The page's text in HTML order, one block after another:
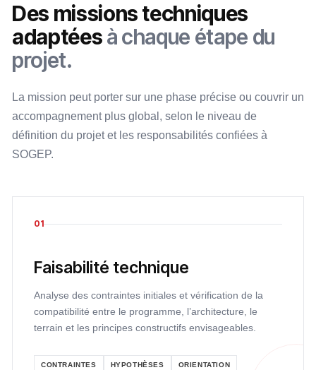
Des missions techniques
adaptéesà chaque étape du
projet.
La mission peut porter sur une phase précise ou couvrir un
accompagnement plus global, selon le niveau de
définition du projet et les responsabilités confiées à
SOGEP.
01
Faisabilité technique
Analyse des contraintes initiales et vérification de la
compatibilité entre le programme, l’architecture, le
terrain et les principes constructifs envisageables.
CONTRAINTES HYPOTHÈSES ORIENTATION